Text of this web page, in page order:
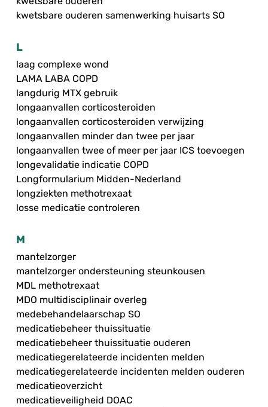
kwetsbare ouderen samenwerking huisarts SO
L
laag complexe wond
LAMA LABA COPD
langdurig MTX gebruik
longaanvallen corticosteroiden
longaanvallen corticosteroiden verwijzing
longaanvallen minder dan twee per jaar
longaanvallen twee of meer per jaar ICS toevoegen
longevalidatie indicatie COPD
Longformularium Midden-Nederland
longziekten methotrexaat
losse medicatie controleren
M
mantelzorger
mantelzorger ondersteuning steunkousen
MDL methotrexaat
MDO multidisciplinair overleg
medebehandelaarschap SO
medicatiebeheer thuissituatie
medicatiebeheer thuissituatie ouderen
medicatiegerelateerde incidenten melden
medicatiegerelateerde incidenten melden ouderen
medicatieoverzicht
medicatieveiligheid DOAC